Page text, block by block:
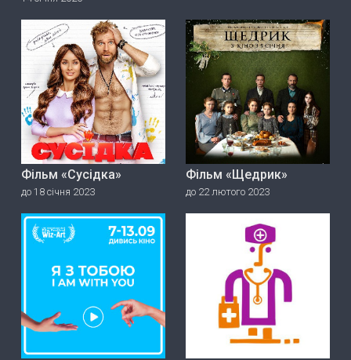
Фільм «Сусідка»
до 18 січня 2023
Фільм «Щедрик»
до 22 лютого 2023